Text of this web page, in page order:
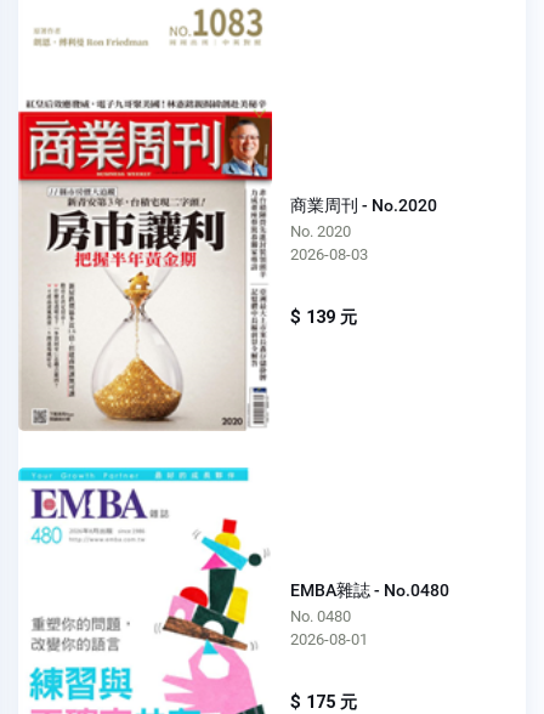
商業周刊 - No.2020
No. 2020
2026-08-03
$ 139 元
EMBA雜誌 - No.0480
No. 0480
2026-08-01
$ 175 元